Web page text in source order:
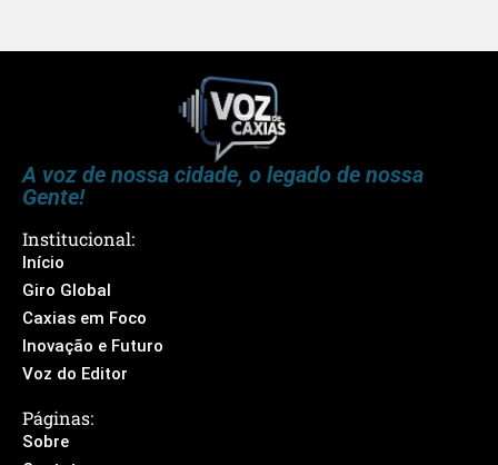
A voz de nossa cidade, o legado de nossa
Gente!
Institucional:
Início
Giro Global
Caxias em Foco
Inovação e Futuro
Voz do Editor
Páginas:
Sobre